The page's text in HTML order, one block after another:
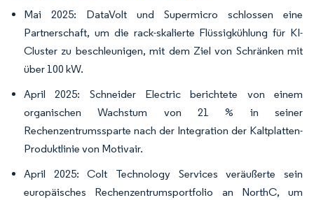
Mai 2025: DataVolt und Supermicro schlossen eine
Partnerschaft, um die rack-skalierte Flüssigkühlung für KI-
Cluster zu beschleunigen, mit dem Ziel von Schränken mit
über 100 kW.
April 2025: Schneider Electric berichtete von einem
organischen Wachstum von 21 % in seiner
Rechenzentrumssparte nach der Integration der Kaltplatten-
Produktlinie von Motivair.
April 2025: Colt Technology Services veräußerte sein
europäisches Rechenzentrumsportfolio an NorthC, um